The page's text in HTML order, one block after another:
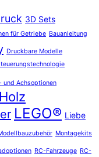
3D Sets
für Getriebe Bauanleitung
Druckbare Modelle
und Achsoptionen
Holz
LEGO® Liebe
Montagekits
RC-Fahrzeuge RC-